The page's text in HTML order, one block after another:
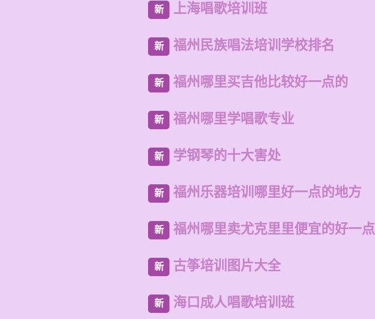
新 上海唱歌培训班
新 福州民族唱法培训学校排名
新 福州哪里买吉他比较好一点的
新 福州哪里学唱歌专业
新 学钢琴的十大害处
新 福州乐器培训哪里好一点的地方
新 福州哪里卖尤克里里便宜的好一点
新 古筝培训图片大全
新 海口成人唱歌培训班